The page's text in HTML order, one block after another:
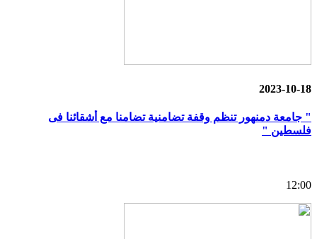
2023-10-18
" جامعة دمنهور تنظم وقفة تضامنية تضامنا مع أشقائنا فى
فلسطين "
12:00